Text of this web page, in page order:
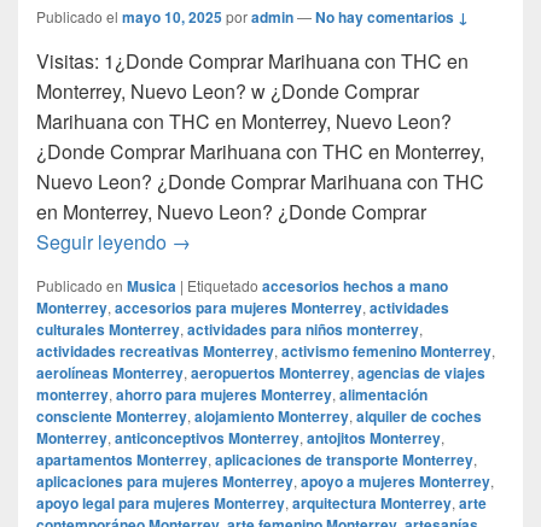
Publicado el mayo 10, 2025poradmin—No hay comentarios ↓
Visitas: 1¿Donde Comprar Marihuana con THC en
Monterrey, Nuevo Leon? w ¿Donde Comprar
Marihuana con THC en Monterrey, Nuevo Leon?
¿Donde Comprar Marihuana con THC en Monterrey,
Nuevo Leon? ¿Donde Comprar Marihuana con THC
en Monterrey, Nuevo Leon? ¿Donde Comprar
Seguir leyendo ¿Donde Comprar Marihuana con THC en
→
Publicado en Musica | Etiquetado accesorios hechos a mano
Monterrey, accesorios para mujeres Monterrey, actividades
culturales Monterrey, actividades para niños monterrey,
actividades recreativas Monterrey, activismo femenino Monterrey,
aerolíneas Monterrey, aeropuertos Monterrey, agencias de viajes
monterrey, ahorro para mujeres Monterrey, alimentación
consciente Monterrey, alojamiento Monterrey, alquiler de coches
Monterrey, anticonceptivos Monterrey, antojitos Monterrey,
apartamentos Monterrey, aplicaciones de transporte Monterrey,
aplicaciones para mujeres Monterrey, apoyo a mujeres Monterrey,
apoyo legal para mujeres Monterrey, arquitectura Monterrey, arte